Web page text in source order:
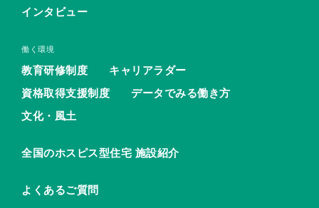
インタビュー
働く環境
教育研修制度
キャリアラダー
資格取得支援制度
データでみる働き方
文化・風土
全国のホスピス型住宅 施設紹介
よくあるご質問